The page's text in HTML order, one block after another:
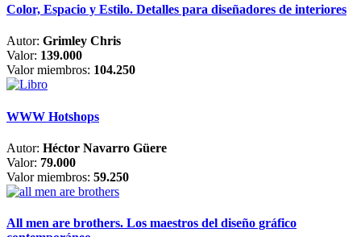
Color, Espacio y Estilo. Detalles para diseñadores de interiores
Autor: Grimley Chris
Valor: 139.000
Valor miembros: 104.250
WWW Hotshops
Autor: Héctor Navarro Güere
Valor: 79.000
Valor miembros: 59.250
All men are brothers. Los maestros del diseño gráfico